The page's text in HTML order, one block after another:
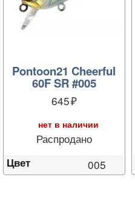
Pontoon21 Cheerful
60F SR #005
645
нет в наличии
Распродано
Цвет 005